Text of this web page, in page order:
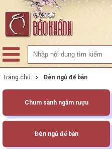
Trang chủ Đèn ngủ để bàn
Chum sành ngâm rượu
Đèn ngủ để bàn